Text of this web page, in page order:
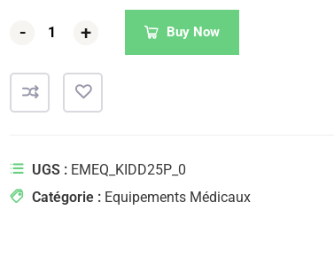
- +
- + Buy Now
UGS : EMEQ_KIDD25P_0
Catégorie : Equipements Médicaux